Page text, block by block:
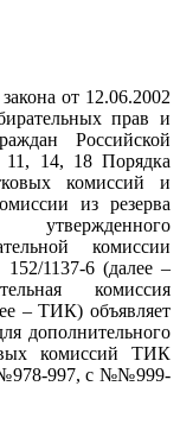
от 12.06.2002
прав и
Российской
14, 18 Порядка
комиссий и
из резерва
утвержденного
комиссии
1137-6 (далее –
комиссия
– ТИК) объявляет
дополнительного
комиссий ТИК
997, с №№999-